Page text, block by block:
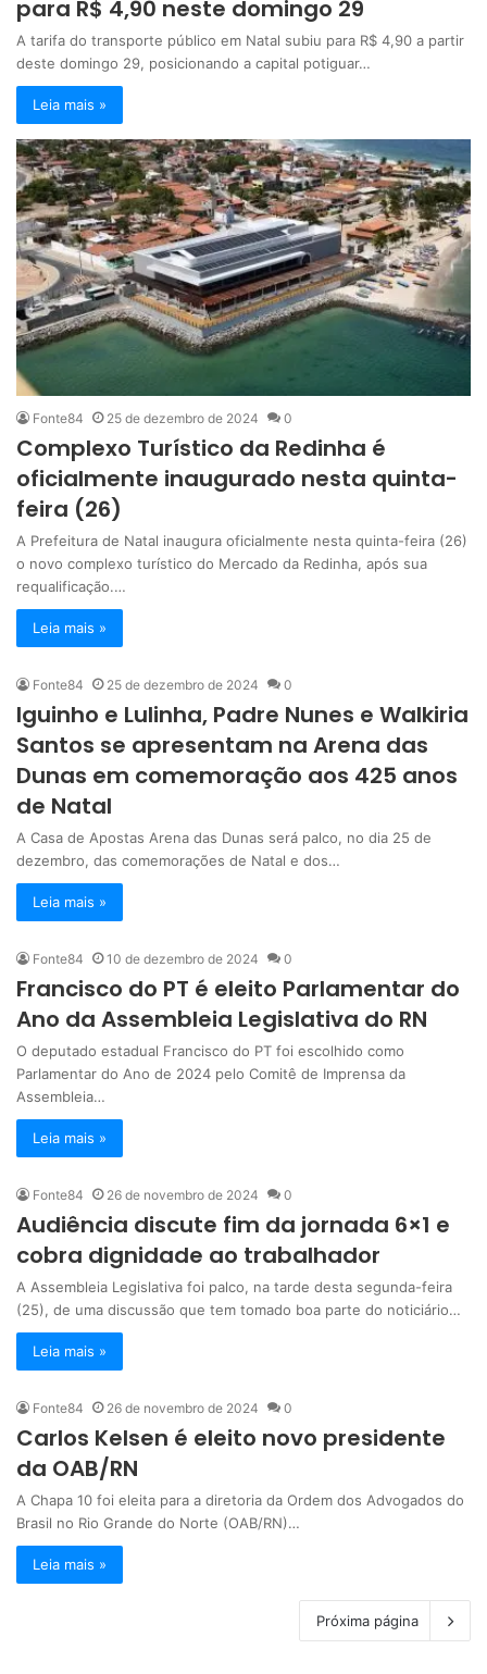
para R$ 4,90 neste domingo 29
A tarifa do transporte público em Natal subiu para R$ 4,90 a partir
deste domingo 29, posicionando a capital potiguar…
Leia mais »
Fonte84 25 de dezembro de 2024 0
Complexo Turístico da Redinha é
oficialmente inaugurado nesta quinta-
feira (26)
A Prefeitura de Natal inaugura oficialmente nesta quinta-feira (26)
o novo complexo turístico do Mercado da Redinha, após sua
requalificação.…
Leia mais »
Fonte84 25 de dezembro de 2024 0
Iguinho e Lulinha, Padre Nunes e Walkiria
Santos se apresentam na Arena das
Dunas em comemoração aos 425 anos
de Natal
A Casa de Apostas Arena das Dunas será palco, no dia 25 de
dezembro, das comemorações de Natal e dos…
Leia mais »
Fonte84 10 de dezembro de 2024 0
Francisco do PT é eleito Parlamentar do
Ano da Assembleia Legislativa do RN
O deputado estadual Francisco do PT foi escolhido como
Parlamentar do Ano de 2024 pelo Comitê de Imprensa da
Assembleia…
Leia mais »
Fonte84 26 de novembro de 2024 0
Audiência discute fim da jornada 6×1 e
cobra dignidade ao trabalhador
A Assembleia Legislativa foi palco, na tarde desta segunda-feira
(25), de uma discussão que tem tomado boa parte do noticiário…
Leia mais »
Fonte84 26 de novembro de 2024 0
Carlos Kelsen é eleito novo presidente
da OAB/RN
A Chapa 10 foi eleita para a diretoria da Ordem dos Advogados do
Brasil no Rio Grande do Norte (OAB/RN)…
Leia mais »
Próxima página